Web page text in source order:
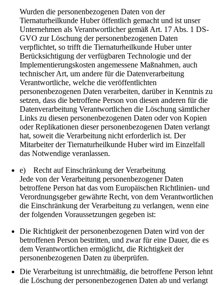
Wurden die personenbezogenen Daten von der
Tiernaturheilkunde Huber öffentlich gemacht und ist unser
Unternehmen als Verantwortlicher gemäß Art. 17 Abs. 1 DS-
GVO zur Löschung der personenbezogenen Daten
verpflichtet, so trifft die Tiernaturheilkunde Huber unter
Berücksichtigung der verfügbaren Technologie und der
Implementierungskosten angemessene Maßnahmen, auch
technischer Art, um andere für die Datenverarbeitung
Verantwortliche, welche die veröffentlichten
personenbezogenen Daten verarbeiten, darüber in Kenntnis zu
setzen, dass die betroffene Person von diesen anderen für die
Datenverarbeitung Verantwortlichen die Löschung sämtlicher
Links zu diesen personenbezogenen Daten oder von Kopien
oder Replikationen dieser personenbezogenen Daten verlangt
hat, soweit die Verarbeitung nicht erforderlich ist. Der
Mitarbeiter der Tiernaturheilkunde Huber wird im Einzelfall
das Notwendige veranlassen.
e) Recht auf Einschränkung der Verarbeitung
Jede von der Verarbeitung personenbezogener Daten
betroffene Person hat das vom Europäischen Richtlinien- und
Verordnungsgeber gewährte Recht, von dem Verantwortlichen
die Einschränkung der Verarbeitung zu verlangen, wenn eine
der folgenden Voraussetzungen gegeben ist:
Die Richtigkeit der personenbezogenen Daten wird von der
betroffenen Person bestritten, und zwar für eine Dauer, die es
dem Verantwortlichen ermöglicht, die Richtigkeit der
personenbezogenen Daten zu überprüfen.
Die Verarbeitung ist unrechtmäßig, die betroffene Person lehnt
die Löschung der personenbezogenen Daten ab und verlangt